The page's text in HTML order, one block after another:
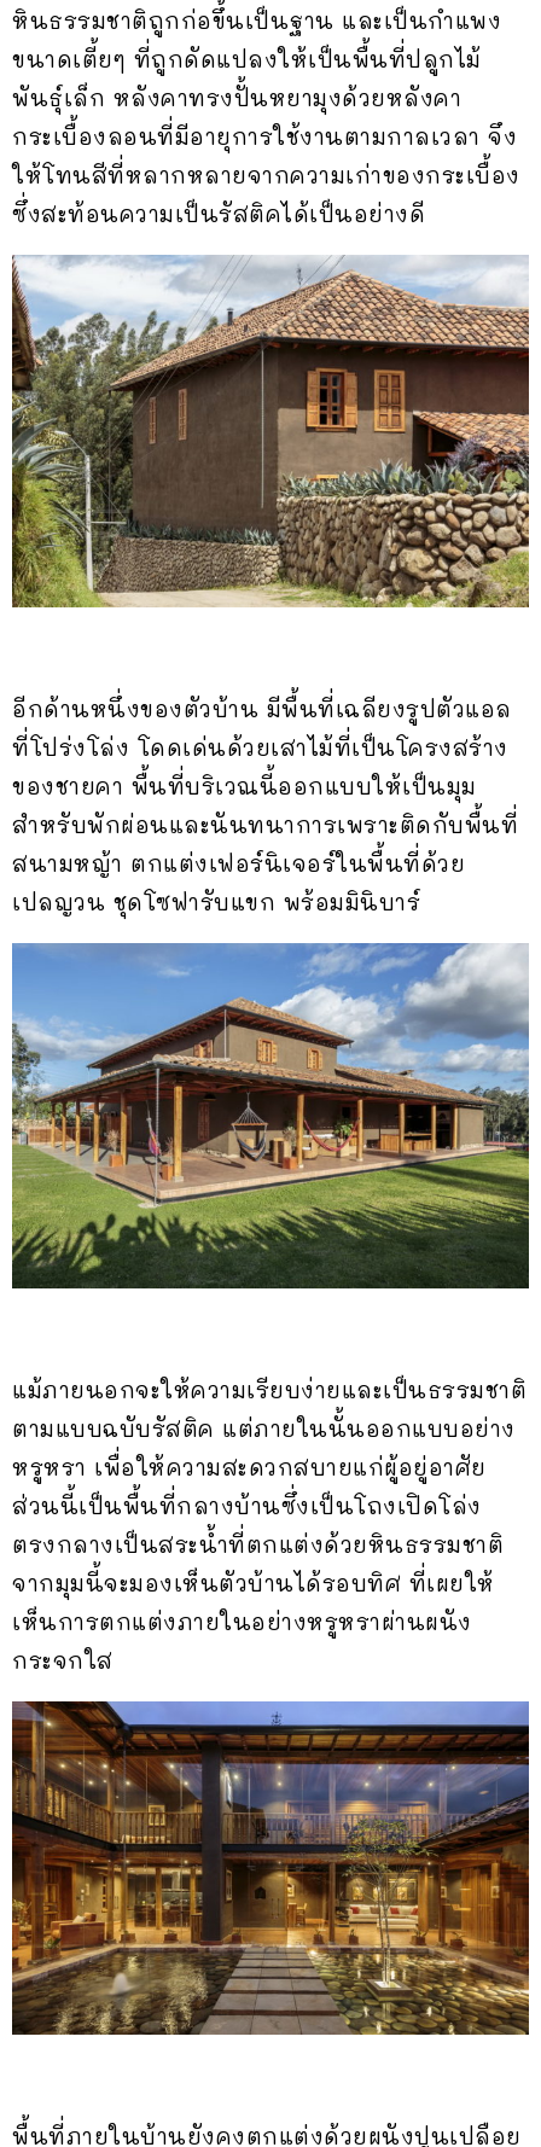
หินธรรมชาติถูกก่อขึ้นเป็นฐาน และเป็นกำแพง
ขนาดเตี้ยๆ ที่ถูกดัดแปลงให้เป็นพื้นที่ปลูกไม้
พันธุ์เล็ก หลังคาทรงปั้นหยามุงด้วยหลังคา
กระเบื้องลอนที่มีอายุการใช้งานตามกาลเวลา จึง
ให้โทนสีที่หลากหลายจากความเก่าของกระเบื้อง
ซึ่งสะท้อนความเป็นรัสติคได้เป็นอย่างดี
อีกด้านหนึ่งของตัวบ้าน มีพื้นที่เฉลียงรูปตัวแอล
ที่โปร่งโล่ง โดดเด่นด้วยเสาไม้ที่เป็นโครงสร้าง
ของชายคา พื้นที่บริเวณนี้ออกแบบให้เป็นมุม
สำหรับพักผ่อนและนันทนาการเพราะติดกับพื้นที่
สนามหญ้า ตกแต่งเฟอร์นิเจอร์ในพื้นที่ด้วย
เปลญวน ชุดโซฟารับแขก พร้อมมินิบาร์
แม้ภายนอกจะให้ความเรียบง่ายและเป็นธรรมชาติ
ตามแบบฉบับรัสติค แต่ภายในนั้นออกแบบอย่าง
หรูหรา เพื่อให้ความสะดวกสบายแก่ผู้อยู่อาศัย
ส่วนนี้เป็นพื้นที่กลางบ้านซึ่งเป็นโถงเปิดโล่ง
ตรงกลางเป็นสระน้ำที่ตกแต่งด้วยหินธรรมชาติ
จากมุมนี้จะมองเห็นตัวบ้านได้รอบทิศ ที่เผยให้
เห็นการตกแต่งภายในอย่างหรูหราผ่านผนัง
กระจกใส
พื้นที่ภายในบ้านยังคงตกแต่งด้วยผนังปูนเปลือย